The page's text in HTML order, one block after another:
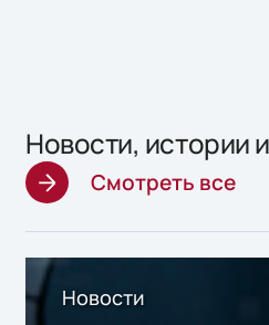
Новости, истории
Смотреть все
Новости